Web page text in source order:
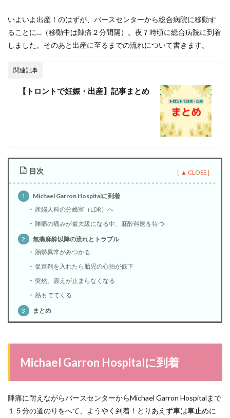
いよいよ出産！のはずが、バースセンターから総合病院に移動す
ることに…（移動中は陣痛２分間隔）。夜７時頃に総合病院に到着
しました。そのあと出産に至るまでの流れについて書きます。
関連記事
【トロントで妊娠・出産】記事まとめ
目次
1
Michael Garron Hospitalに到着
産婦人科の分娩室（LDR）へ
陣痛の痛みが最大級になる中、麻酔科医を待つ
2
無痛麻酔以降の流れとトラブル
胎勢異常がみつかる
促進剤を入れたら胎児の心拍が低下
突然、震えが止まらなくなる
熱もでてくる
3
まとめ
Michael Garron Hospitalに到着
陣痛に耐えながらバースセンターからMichael Garron Hospitalまで
１５分の道のりをへて、ようやく到着！とりあえず車は車止めに